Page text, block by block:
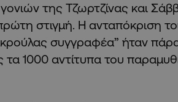
της Τζωρτζίνας και
στιγμή. Η ανταπόκριση
συγγραφέα” ήταν
1000 αντίτυπα του